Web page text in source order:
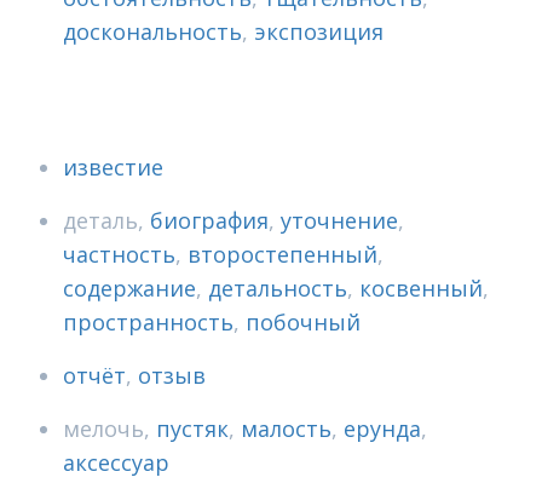
доскональность, экспозиция
известие
деталь, биография, уточнение,
частность, второстепенный,
содержание, детальность, косвенный,
пространность, побочный
отчёт, отзыв
мелочь, пустяк, малость, ерунда,
аксессуар